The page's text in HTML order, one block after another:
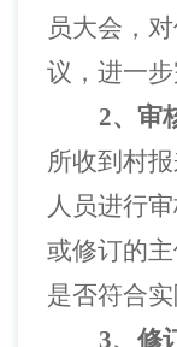
员大会，
议，进一步
2、审
所收到村
人员进行
或修订的
是否符合实
3、修